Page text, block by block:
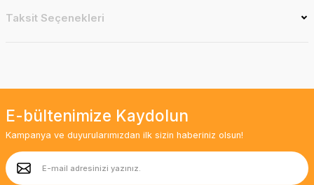
Taksit Seçenekleri
E-bültenimize Kaydolun
Kampanya ve duyurularımızdan ilk sizin haberiniz olsun!